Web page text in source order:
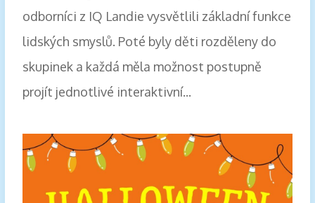
odborníci z IQ Landie vysvětlili základní funkce
lidských smyslů. Poté byly děti rozděleny do
skupinek a každá měla možnost postupně
projít jednotlivé interaktivní...